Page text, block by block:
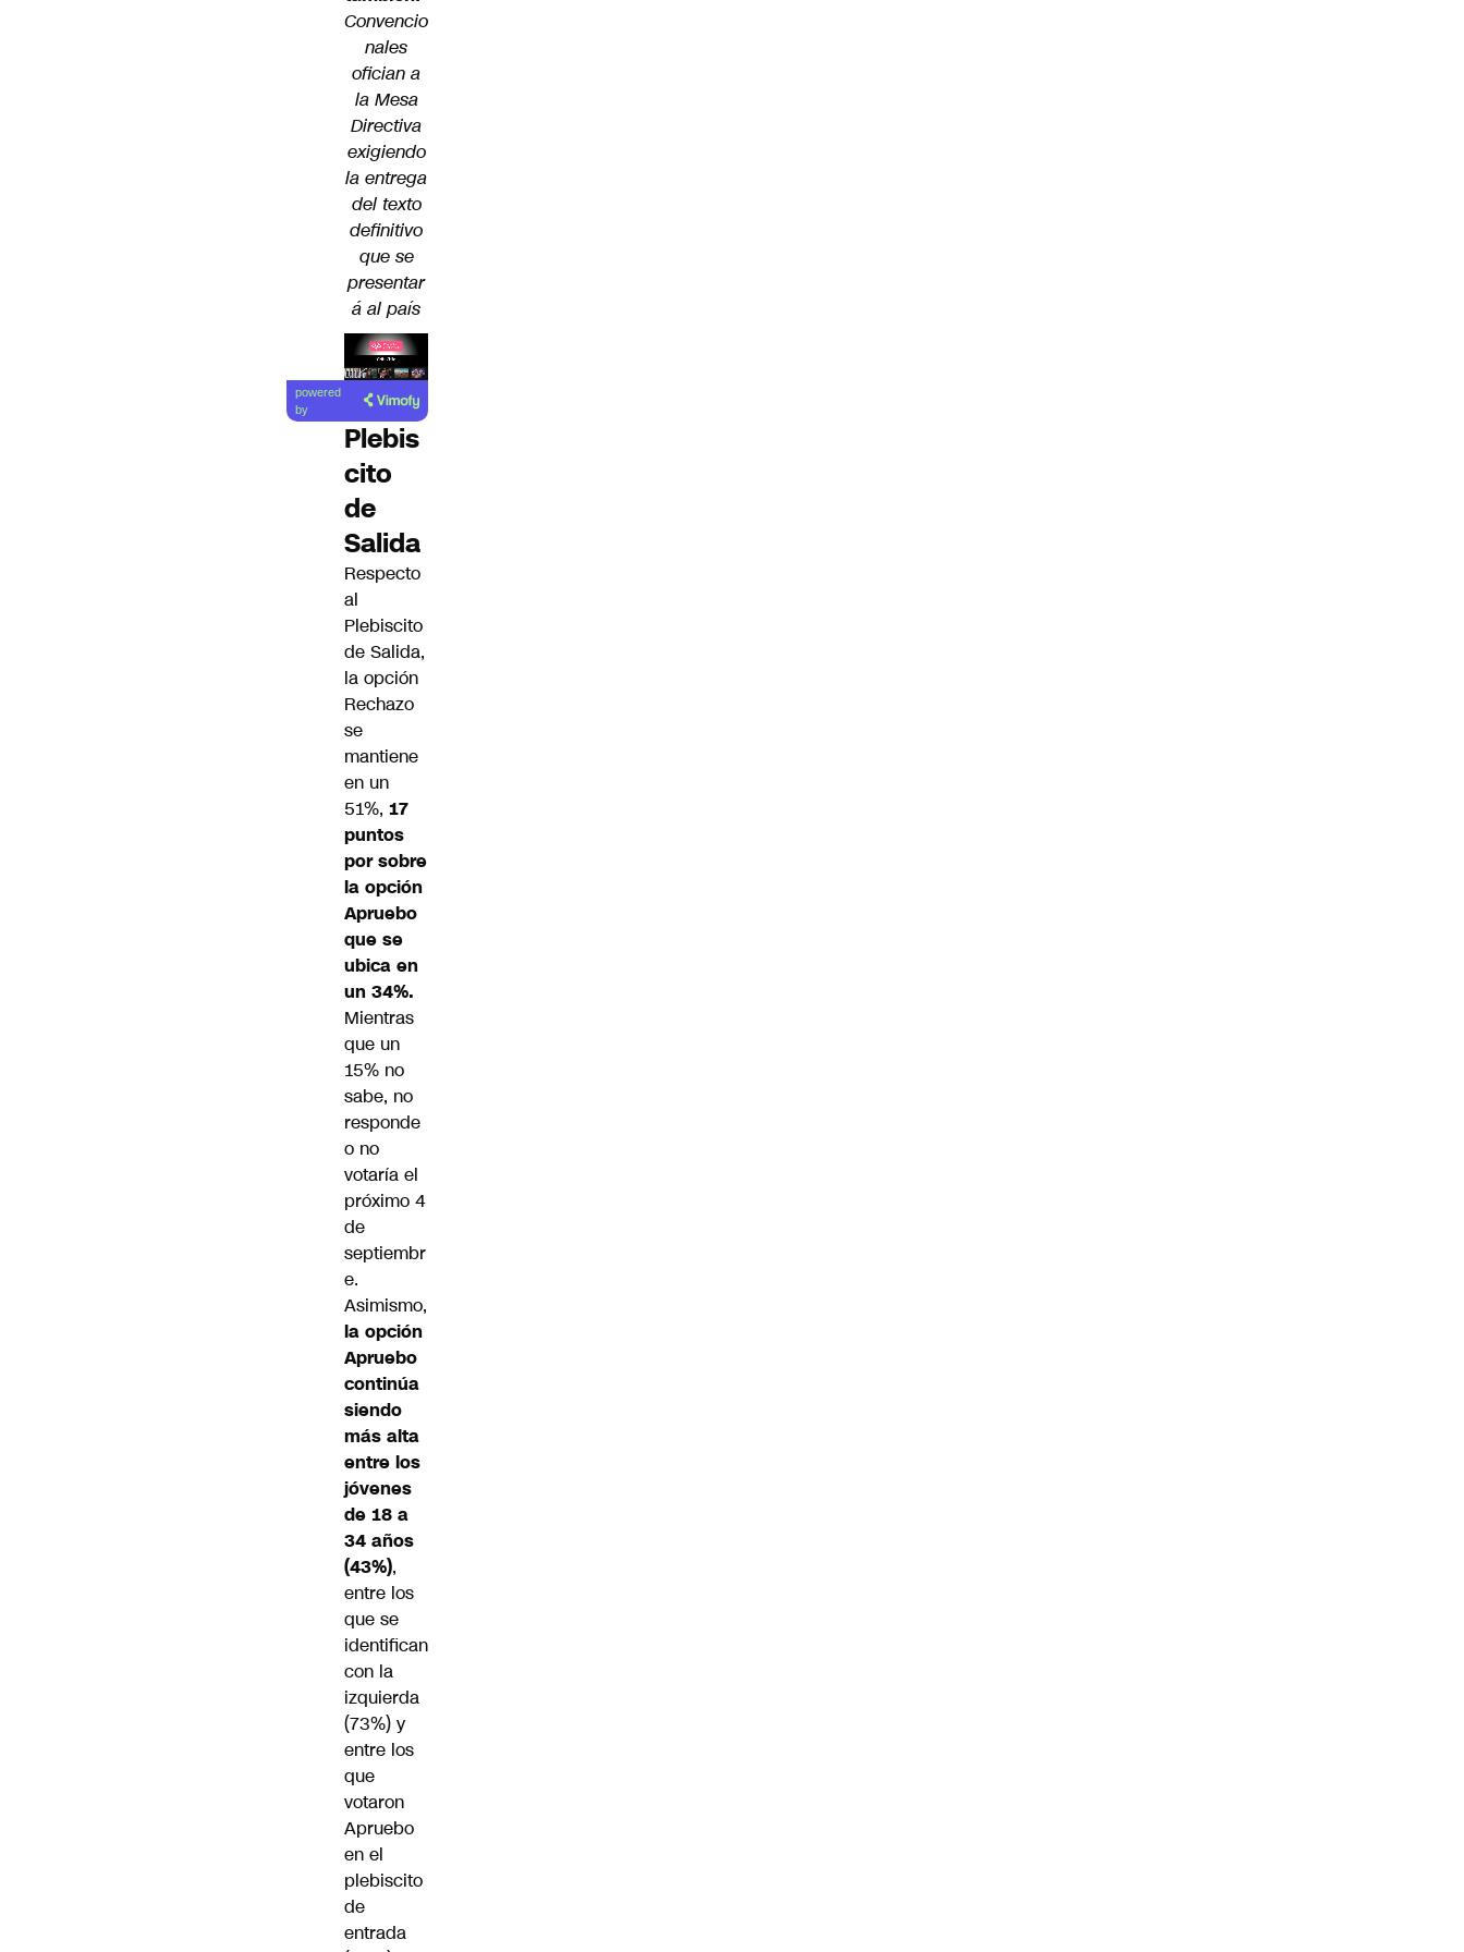
Convencio
nales
ofician a
la Mesa
Directiva
exigiendo
la entrega
del texto
definitivo
que se
presentar
á al país
Lea el
artículo
powered
by
Plebis
cito
de
Salida
Respecto
al
Plebiscito
de Salida,
la opción
Rechazo
se
mantiene
en un
51%, 17
puntos
por sobre
la opción
Apruebo
que se
ubica en
un 34%.
Mientras
que un
15% no
sabe, no
responde
o no
votaría el
próximo 4
de
septiembr
e.
Asimismo,
la opción
Apruebo
continúa
siendo
más alta
entre los
jóvenes
de 18 a
34 años
(43%),
entre los
que se
identifican
con la
izquierda
(73%) y
entre los
que
votaron
Apruebo
en el
plebiscito
de
entrada